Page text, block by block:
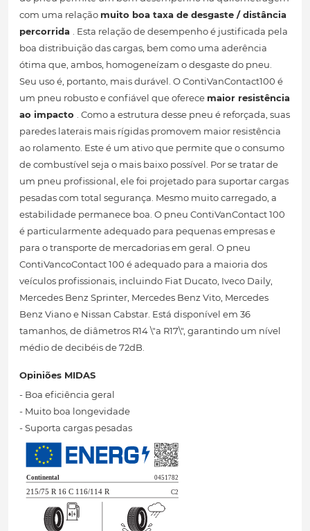
com uma relação muito boa taxa de desgaste / distância
percorrida . Esta relação de desempenho é justificada pela
boa distribuição das cargas, bem como uma aderência
ótima que, ambos, homogeneízam o desgaste do pneu.
Seu uso é, portanto, mais durável. O ContiVanContact100 é
um pneu robusto e confiável que oferece maior resistência
ao impacto . Como a estrutura desse pneu é reforçada, suas
paredes laterais mais rígidas promovem maior resistência
ao rolamento. Este é um ativo que permite que o consumo
de combustível seja o mais baixo possível. Por se tratar de
um pneu profissional, ele foi projetado para suportar cargas
pesadas com total segurança. Mesmo muito carregado, a
estabilidade permanece boa. O pneu ContiVanContact 100
é particularmente adequado para pequenas empresas e
para o transporte de mercadorias em geral. O pneu
ContiVancoContact 100 é adequado para a maioria dos
veículos profissionais, incluindo Fiat Ducato, Iveco Daily,
Mercedes Benz Sprinter, Mercedes Benz Vito, Mercedes
Benz Viano e Nissan Cabstar. Está disponível em 36
tamanhos, de diâmetros R14 \"a R17\", garantindo um nível
médio de decibéis de 72dB.
Opiniões MIDAS
- Boa eficiência geral
- Muito boa longevidade
- Suporta cargas pesadas